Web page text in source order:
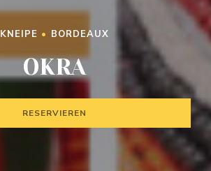
KNEIPE • BORDEAUX
OKRA
RESERVIEREN